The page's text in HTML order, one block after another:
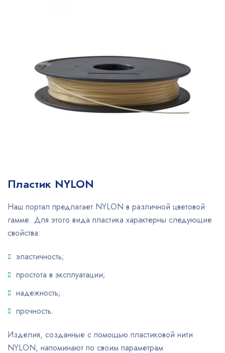
Пластик NYLON
Наш портал предлагает NYLON в различной цветовой
гамме. Для этого вида пластика характерны следующие
свойства:
эластичность;
простота в эксплуатации;
надежность;
прочность.
Изделия, созданные с помощью пластиковой нити
NYLON, напоминают по своим параметрам